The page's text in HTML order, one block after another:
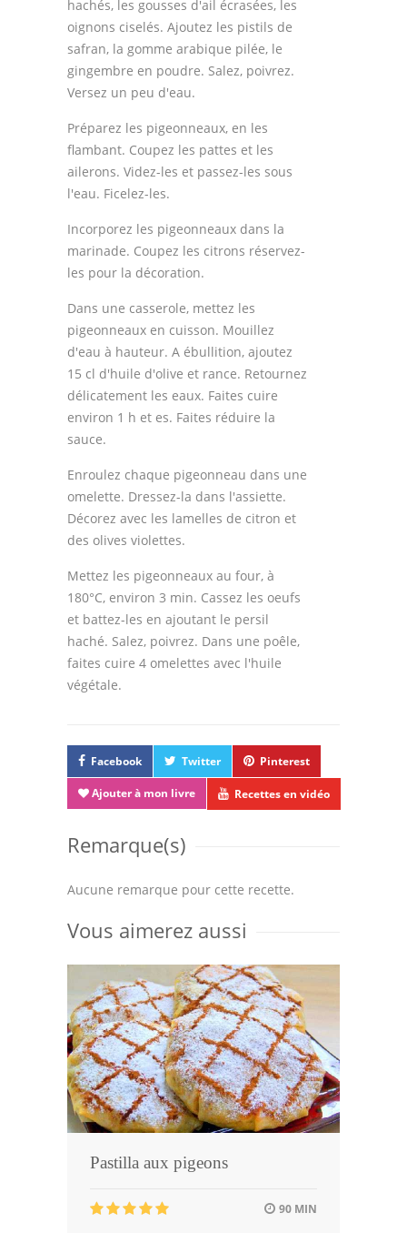
hachés, les gousses d'ail écrasées, les
oignons ciselés. Ajoutez les pistils de
safran, la gomme arabique pilée, le
gingembre en poudre. Salez, poivrez.
Versez un peu d'eau.
Préparez les pigeonneaux, en les
flambant. Coupez les pattes et les
ailerons. Videz-les et passez-les sous
l'eau. Ficelez-les.
Incorporez les pigeonneaux dans la
marinade. Coupez les citrons réservez-
les pour la décoration.
Dans une casserole, mettez les
pigeonneaux en cuisson. Mouillez
d'eau à hauteur. A ébullition, ajoutez
15 cl d'huile d'olive et rance. Retournez
délicatement les eaux. Faites cuire
environ 1 h et es. Faites réduire la
sauce.
Enroulez chaque pigeonneau dans une
omelette. Dressez-la dans l'assiette.
Décorez avec les lamelles de citron et
des olives violettes.
Mettez les pigeonneaux au four, à
180°C, environ 3 min. Cassez les oeufs
et battez-les en ajoutant le persil
haché. Salez, poivrez. Dans une poêle,
faites cuire 4 omelettes avec l'huile
végétale.
Facebook Twitter Pinterest
Ajouter à mon livre Recettes en vidéo
Remarque(s)
Aucune remarque pour cette recette.
Vous aimerez aussi
Pastilla aux pigeons
90 MIN